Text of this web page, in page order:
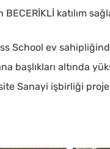
arama veya ESC için
katılım
School ev
başlıkları altında
Sanayi işbirliği